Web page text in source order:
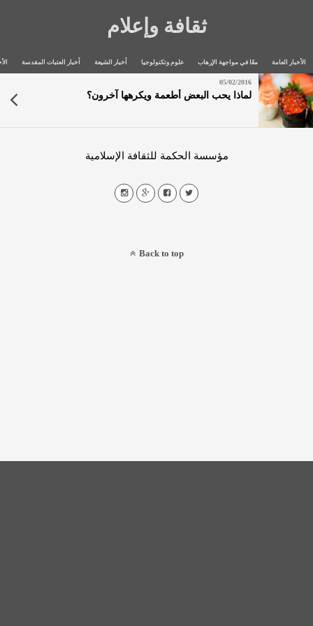
ثقافة وإعلام
الأخبار العامة معًا في مواجهة الإرهاب علوم وتكنولوجيا أخبار الشيعة أخبار العتبات المقدسة
05/02/2016
لماذا يحب البعض أطعمة ويكرهها آخرون؟
مؤسسة الحكمة للثقافة الإسلامية
Back to top